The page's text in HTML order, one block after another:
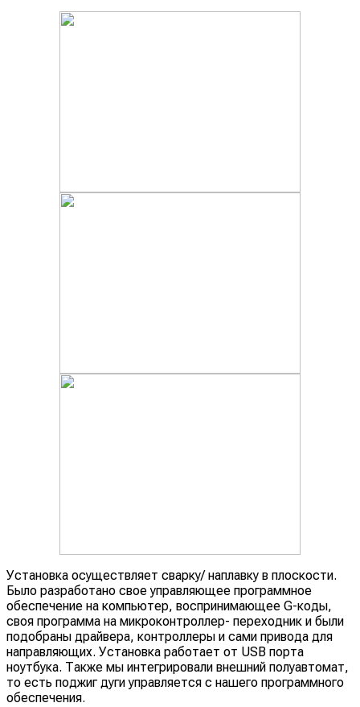
Установка осуществляет сварку/ наплавку в плоскости.
Было разработано свое управляющее программное
обеспечение на компьютер, воспринимающее G-коды,
своя программа на микроконтроллер- переходник и были
подобраны драйвера, контроллеры и сами привода для
направляющих. Установка работает от USB порта
ноутбука. Также мы интегрировали внешний полуавтомат,
то есть поджиг дуги управляется с нашего программного
обеспечения.